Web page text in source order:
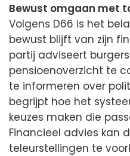
Bewust omgaan met
Volgens D66 is het
bewust blijft van zijn
partij adviseert
pensioenoverzicht te
te informeren over
begrijpt hoe het
keuzes maken die
Financieel advies kan
teleurstellingen te